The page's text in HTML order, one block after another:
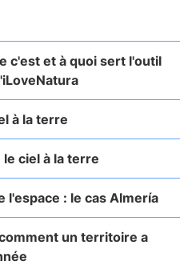
c'est et à quoi sert l'outil
à la terre
ciel à la terre
l'espace : le cas Almería
un territoire a